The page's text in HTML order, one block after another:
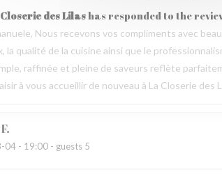
des Lilashas responded to the
Nous recevons vos compliments avec
la qualité de la cuisine ainsi que le
raffinée et pleine de saveurs reflète
à vous accueillir de nouveau à La Closerie des
F
04 - 19:00 - guests 5